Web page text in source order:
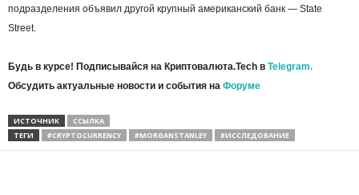
подразделения объявил другой крупный американский банк ― State
Street.
Будь в курсе! Подписывайся на Криптовалюта.Tech в Telegram.
Обсудить актуальные новости и события на Форуме
ИСТОЧНИК
ССЫЛКА
ТЕГИ
#CRYPTOCURRENCY #MORGANSTANLEY #ИССЛЕДОВАНИЕ